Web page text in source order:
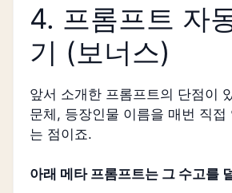
4. 프롬프트 자
기 (보너스)
앞서 소개한 프롬프트의 단점이
문체, 등장인물 이름을 매번 직접
는 점이죠.
아래 메타 프롬프트는 그 수고를